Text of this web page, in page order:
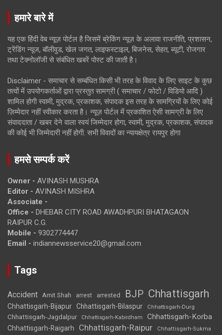
हमारे बारे में
यह एक हिंदी वेब न्यूज़ पोर्टल है जिसमें ब्रेकिंग न्यूज़ के अलावा राजनीति, प्रशासन,
ट्रेंडिंग न्यूज, बॉलीवुड, खेल जगत, लाइफस्टाइल, बिजनेस, सेहत, ब्यूटी, रोजगार
तथा टेक्नोलॉजी से संबंधित खबरें पोस्ट की जाती है।
Disclaimer - समाचार से सम्बंधित किसी भी तरह के विवाद के लिए साइट के कुछ
तत्वों में उपयोगकर्ताओं द्वारा प्रस्तुत सामग्री ( समाचार / फोटो / विडियो आदि )
शामिल होगी स्वामी, मुद्रक, प्रकाशक, संपादक इस तरह के सामग्रियों के लिए कोई
ज़िम्मेदार नहीं स्वीकार करता है। न्यूज़ पोर्टल में प्रकाशित ऐसी सामग्री के लिए
संवाददाता / खबर देने वाला स्वयं जिम्मेदार होगा, स्वामी, मुद्रक, प्रकाशक, संपादक
की कोई भी जिम्मेदारी नहीं होगी. सभी विवादों का न्यायक्षेत्र रायपुर होगा
हमसे सम्पर्क करें
Owner - AVINASH MUSHRA
Editor - AVINASH MISHRA
Associate -
Office - DHEBAR CITY ROAD AWADHPURI BHATAGAON
RAIPUR C.G.
Mobile - 9302774447
Email - indiannewsservice20@gmail.com
Tags
Accident Amit Shah arrest arrested BJP Chhattisgarh
Chhattisgarh-Bijapur Chhattisgarh-Bilaspur Chhattisgarh-Durg
Chhattisgarh-Jagdalpur Chhattisgarh-Kabirdham Chhattisgarh-Korba
Chhattisgarh-Raigarh Chhattisgarh-Raipur
Chhattisgarh-Sukma